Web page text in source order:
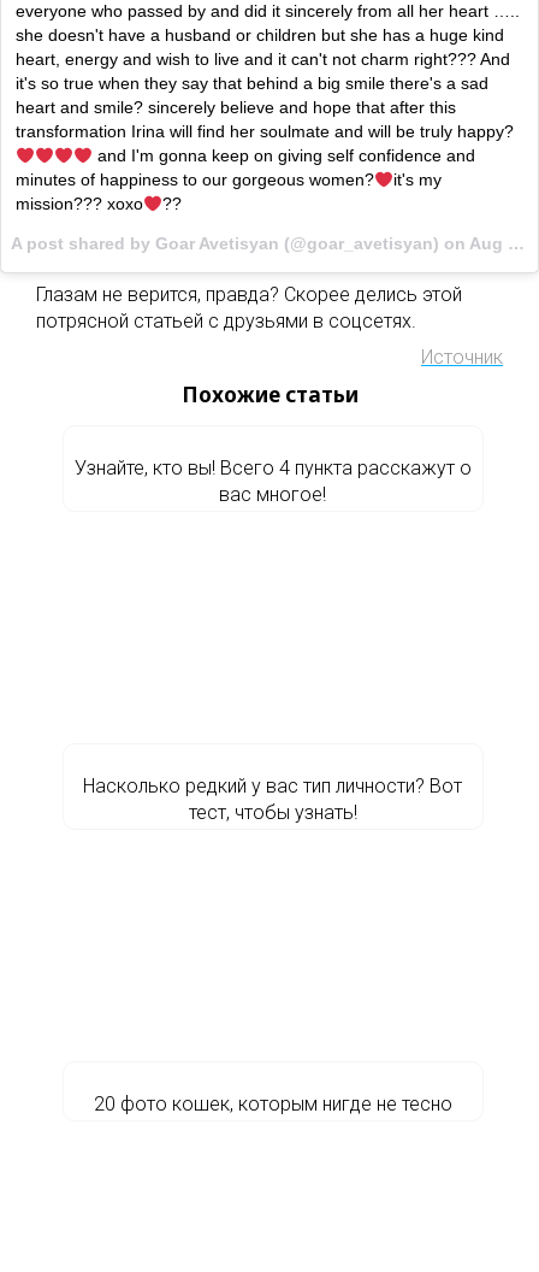
everyone who passed by and did it sincerely from all her heart …..
she doesn't have a husband or children but she has a huge kind
heart, energy and wish to live and it can't not charm right??? And
it's so true when they say that behind a big smile there's a sad
heart and smile? sincerely believe and hope that after this
transformation Irina will find her soulmate and will be truly happy?
and I'm gonna keep on giving self confidence and
minutes of happiness to our gorgeous women?
it's my
mission??? xoxo
??
A post shared by Goar Avetisyan (@goar_avetisyan) on Aug 3, 2017 at 11:37am PDT
Глазам не верится, правда? Скорее делись этой
потрясной статьей с друзьями в соцсетях.
Источник
Похожие статьи
Узнайте, кто вы! Всего 4 пункта расскажут о
вас многое!
Насколько редкий у вас тип личности? Вот
тест, чтобы узнать!
20 фото кошек, которым нигде не тесно